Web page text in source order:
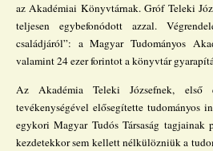
az Akadémiai Könyvtárnak. Gróf Teleki
teljesen egybefonódott azzal.
családjáról”: a Magyar Tudományos
valamint 24 ezer forintot a könyvtár
Az Akadémia Teleki Józsefnek, első
tevékenységével elősegítette tudományos
egykori Magyar Tudós Társaság
kezdetekkor sem kellett nélkülözniük a